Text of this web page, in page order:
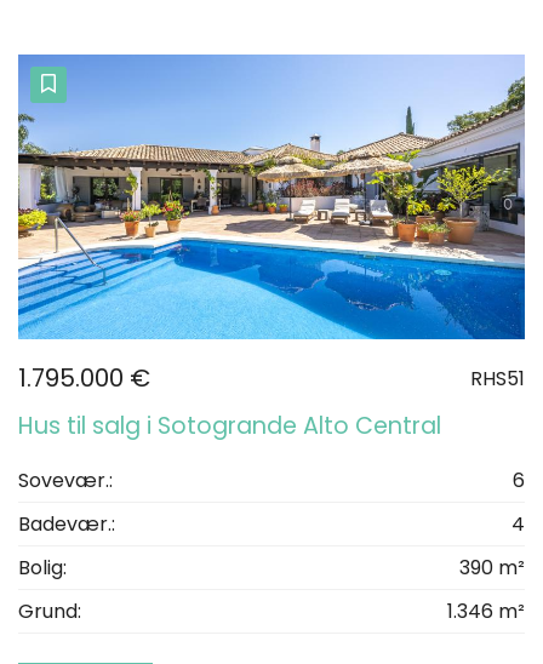
1.795.000 € RHS51
Hus til salg i Sotogrande Alto Central
Sovevær.:
6
Badevær.:
4
Bolig:
390 m²
Grund:
1.346 m²